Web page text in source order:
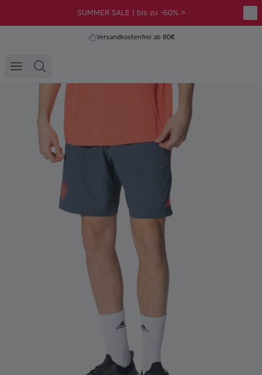
SUMMER SALE | bis zu -60% >
Versandkostenfrei ab 80€